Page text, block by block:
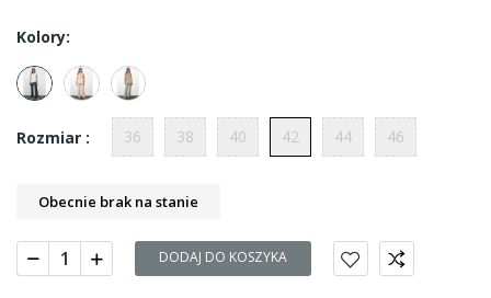
Kolory:
Rozmiar : 36 38 40 42 44 46
Obecnie brak na stanie
DODAJ DO KOSZYKA